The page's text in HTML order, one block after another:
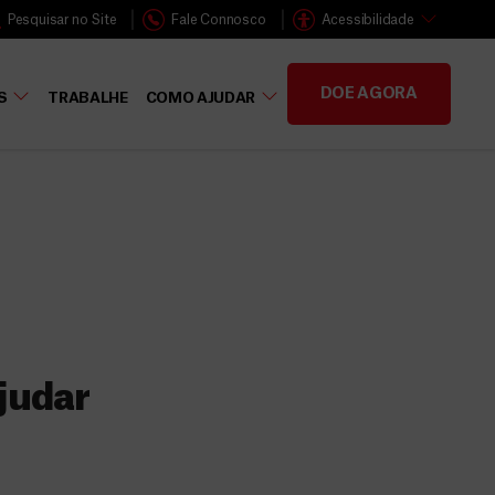
Pesquisar no Site Fale Connosco Acessibilidade
TRABALHE COMO AJUDAR DOE AGORA